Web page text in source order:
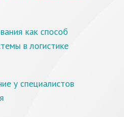
как способ
в логистике
у специалистов